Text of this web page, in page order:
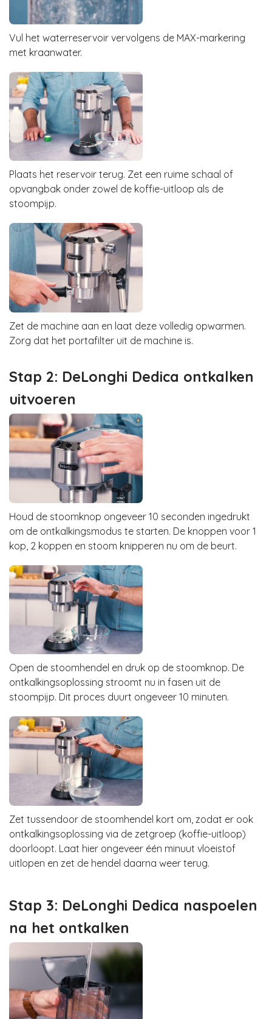
Vul het waterreservoir vervolgens de MAX-markering
met kraanwater.
Plaats het reservoir terug. Zet een ruime schaal of
opvangbak onder zowel de koffie-uitloop als de
stoompijp.
Zet de machine aan en laat deze volledig opwarmen.
Zorg dat het portafilter uit de machine is.
Stap 2: DeLonghi Dedica ontkalken
uitvoeren
Houd de stoomknop ongeveer 10 seconden ingedrukt
om de ontkalkingsmodus te starten. De knoppen voor 1
kop, 2 koppen en stoom knipperen nu om de beurt.
Open de stoomhendel en druk op de stoomknop. De
ontkalkingsoplossing stroomt nu in fasen uit de
stoompijp. Dit proces duurt ongeveer 10 minuten.
Zet tussendoor de stoomhendel kort om, zodat er ook
ontkalkingsoplossing via de zetgroep (koffie-uitloop)
doorloopt. Laat hier ongeveer één minuut vloeistof
uitlopen en zet de hendel daarna weer terug.
Stap 3: DeLonghi Dedica naspoelen
na het ontkalken